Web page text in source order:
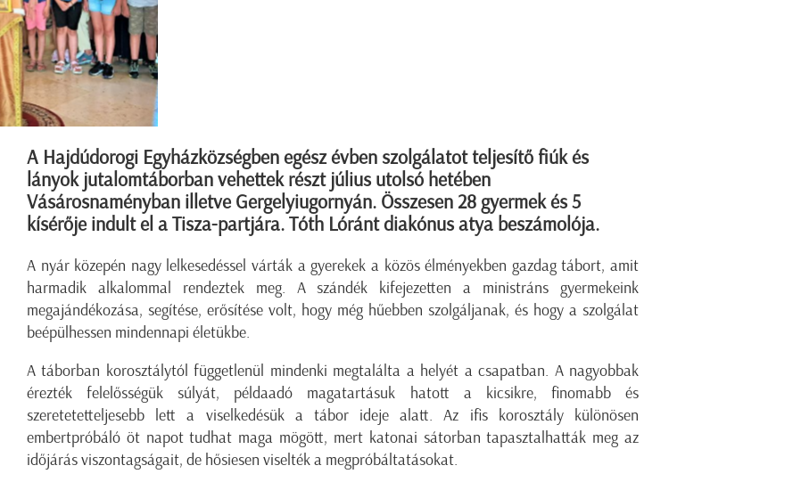
A Hajdúdorogi Egyházközségben egész évben szolgálatot teljesítő fiúk és
lányok jutalomtáborban vehettek részt július utolsó hetében
Vásárosnaményban illetve Gergelyiugornyán. Összesen 28 gyermek és 5
kísérője indult el a Tisza-partjára. Tóth Lóránt diakónus atya beszámolója.
A nyár közepén nagy lelkesedéssel várták a gyerekek a közös élményekben gazdag tábort, amit
harmadik alkalommal rendeztek meg. A szándék kifejezetten a ministráns gyermekeink
megajándékozása, segítése, erősítése volt, hogy még hűebben szolgáljanak, és hogy a szolgálat
beépülhessen mindennapi életükbe.
A táborban korosztálytól függetlenül mindenki megtalálta a helyét a csapatban. A nagyobbak
érezték felelősségük súlyát, példaadó magatartásuk hatott a kicsikre, finomabb és
szeretetetteljesebb lett a viselkedésük a tábor ideje alatt. Az ifis korosztály különösen
embertpróbáló öt napot tudhat maga mögött, mert katonai sátorban tapasztalhatták meg az
időjárás viszontagságait, de hősiesen viselték a megpróbáltatásokat.